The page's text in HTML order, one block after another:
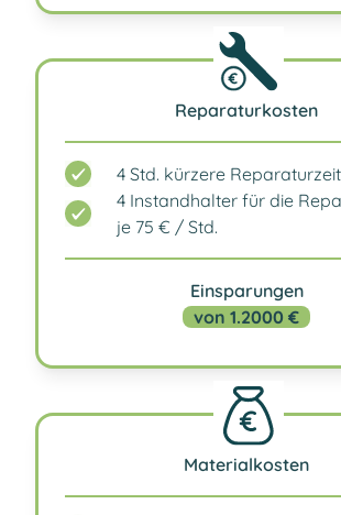
Reparaturkosten
4 Std. kürzere Reparaturzeit
4 Instandhalter für die
je 75 € / Std.
Einsparungen
von 1.2000 €
Materialkosten